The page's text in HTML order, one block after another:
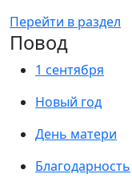
Перейти в раздел
Повод
1 сентября
Новый год
День матери
Благодарность